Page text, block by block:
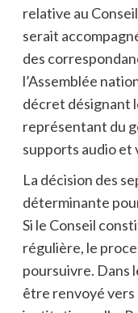
relative au
serait
des
l’Assemblée
décret désignant
représentant du
supports audio et
La décision des
déterminante
Si le Conseil
régulière, le
poursuivre. Dans
être renvoyé vers